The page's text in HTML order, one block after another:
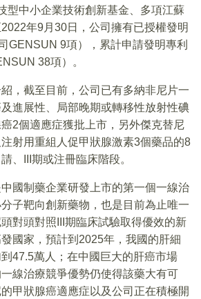
型中小企業技術創新基金、多項江蘇
年9月30日，公司擁有已授權發明
GENSUN 9項），累計申請發明專利
38項）。
，截至目前，公司已有多納非尼片一
進展性、局部晚期或轉移性放射性碘
2個適應症獲批上市，另外傑克替尼
射用重組人促甲狀腺激素3個藥品的8
、III期或注冊臨床階段。
國制藥企業研發上市的第一個一線治
子靶向創新藥物，也是目前為止唯一
對頭對照III期臨床試驗取得優效的新
國家，預計到2025年，我國的肝細
47.5萬人；在中國巨大的肝癌市場
線治療競爭優勢仍使得該藥大有可
甲狀腺癌適應症以及公司正在積極開